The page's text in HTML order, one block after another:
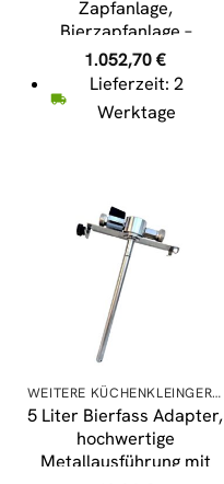
Zapfanlage,
Bierzapfanlage –
Kontakt 40 2-leitig
Trockenkühler,
Durchlaufkühler 50
Liter/h, Green Line,
1.052,70€
Lieferzeit: 2
Werktage
WEITERE KÜCHENKLEINGERÄTE
5 Liter Bierfass Adapter,
hochwertige
Metallausführung mit